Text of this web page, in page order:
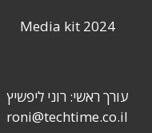
Media kit 2024
עורך ראשי: רוני ליפשיץ
roni@techtime.co.il